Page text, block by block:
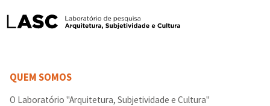
QUEM SOMOS
O Laboratório "Arquitetura, Subjetividade e Cultura"